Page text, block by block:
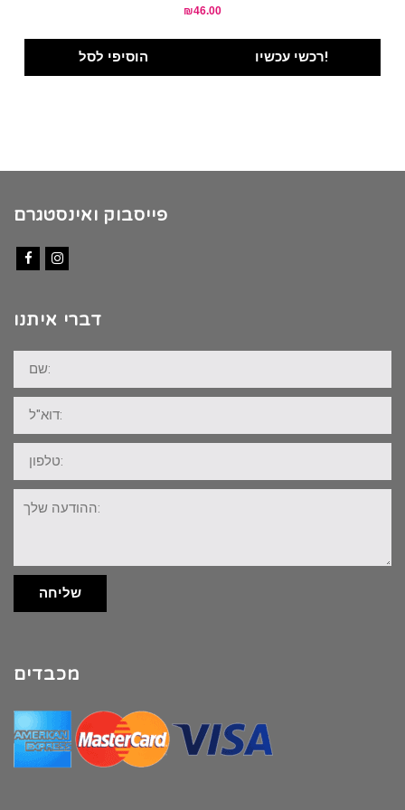
₪46.00
הוסיפי לסל רכשי עכשיו!
פייסבוק ואינסטגרם
דברי איתנו
שם:
דוא"ל:
טלפון:
ההודעה
שלך:
שליחה
מכבדים